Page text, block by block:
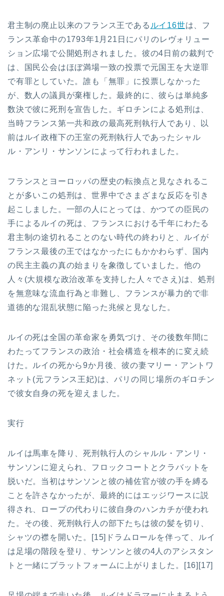
君主制の廃止以来のフランス王である ルイ16世は、フ
ランス革命中の1793年1月21日にパリのレヴォリュー
ション広場で公開処刑されました。彼の4日前の裁判で
は、国民公会はほぼ満場一致の投票で元国王を大逆罪
で有罪としていた。誰も「無罪」に投票しなかった
が、数人の議員が棄権した。最終的に、彼らは単純多
数決で彼に死刑を宣告した。ギロチンによる処刑は、
当時フランス第一共和政の最高死刑執行人であり、以
前はルイ政権下の王室の死刑執行人であったシャル
ル・アンリ・サンソンによって行われました。
フランスとヨーロッパの歴史の転換点と見なされるこ
とが多いこの処刑は、世界中でさまざまな反応を引き
起こしました。一部の人にとっては、かつての臣民の
手によるルイの死は、フランスにおける千年にわたる
君主制の途切れることのない時代の終わりと、ルイが
フランス最後の王ではなかったにもかかわらず、国内
の民主主義の真の始まりを象徴していました。他の
人々(大規模な政治改革を支持した人々でさえ)は、処刑
を無意味な流血行為と非難し、フランスが暴力的で非
道徳的な混乱状態に陥った兆候と見なした。
ルイの死は全国の革命家を勇気づけ、その後数年間に
わたってフランスの政治・社会構造を根本的に変え続
けた。ルイの死から9か月後、彼の妻マリー・アントワ
ネット(元フランス王妃)は、パリの同じ場所のギロチン
で彼女自身の死を迎えました。
実行
ルイは馬車を降り、死刑執行人のシャルル・アンリ・
サンソンに迎えられ、フロックコートとクラバットを
脱いだ。当初はサンソンと彼の補佐官が彼の手を縛る
ことを許さなかったが、最終的にはエッジワースに説
得され、ロープの代わりに彼自身のハンカチが使われ
た。その後、死刑執行人の部下たちは彼の髪を切り、
シャツの襟を開いた。[15]ドラムロールを伴って、ルイ
は足場の階段を登り、サンソンと彼の4人のアシスタン
トと一緒にプラットフォームに上がりました。[16][17]